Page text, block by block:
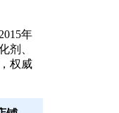
年
剂、
权威